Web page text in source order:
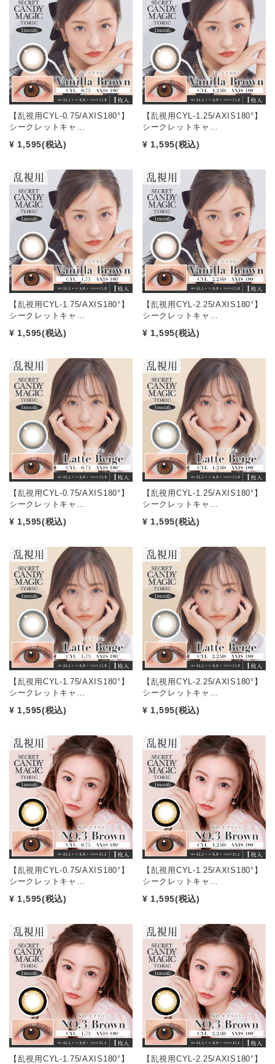
【乱視用CYL-0.75/AXIS180°】
シークレットキャ…
¥ 1,595(税込)
【乱視用CYL-1.25/AXIS180°】
シークレットキャ…
¥ 1,595(税込)
【乱視用CYL-1.75/AXIS180°】
シークレットキャ…
¥ 1,595(税込)
【乱視用CYL-2.25/AXIS180°】
シークレットキャ…
¥ 1,595(税込)
【乱視用CYL-0.75/AXIS180°】
シークレットキャ…
¥ 1,595(税込)
【乱視用CYL-1.25/AXIS180°】
シークレットキャ…
¥ 1,595(税込)
【乱視用CYL-1.75/AXIS180°】
シークレットキャ…
¥ 1,595(税込)
【乱視用CYL-2.25/AXIS180°】
シークレットキャ…
¥ 1,595(税込)
【乱視用CYL-0.75/AXIS180°】
シークレットキャ…
¥ 1,595(税込)
【乱視用CYL-1.25/AXIS180°】
シークレットキャ…
¥ 1,595(税込)
【乱視用CYL-1.75/AXIS180°】
【乱視用CYL-2.25/AXIS180°】